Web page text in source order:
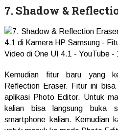
7. Shadow &
Kemudian fitur baru yang
Reflection Eraser. Fitur ini
aplikasi Photo Editor. Untuk
kalian bisa langsung
smartphone kalian. Kemudian